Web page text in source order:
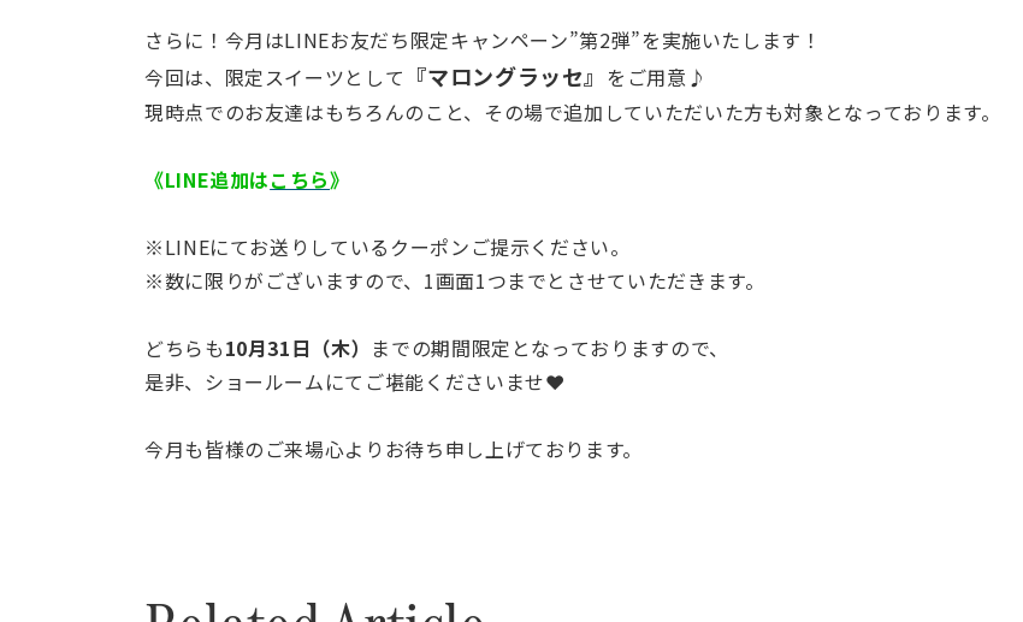
さらに！今月はLINEお友だち限定キャンペーン”第2弾”を実施いたします！
今回は、限定スイーツとして 『マロングラッセ』 をご用意♪
現時点でのお友達はもちろんのこと、その場で追加していただいた方も対象となっております。
《LINE追加はこちら》
※LINEにてお送りしているクーポンご提示ください。
※数に限りがございますので、1画面1つまでとさせていただきます。
どちらも10月31日（木） までの期間限定となっておりますので、
是非、ショールームにてご堪能くださいませ❤
今月も皆様のご来場心よりお待ち申し上げております。